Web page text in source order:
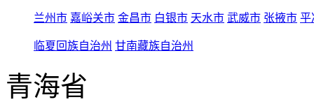
兰州市 嘉峪关市 金昌市 白银市 天水市 武威市 张掖市 平
临夏回族自治州 甘南藏族自治州
青海省